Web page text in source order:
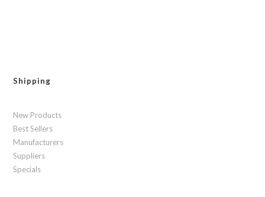
Shipping
New Products
Best Sellers
Manufacturers
Suppliers
Specials